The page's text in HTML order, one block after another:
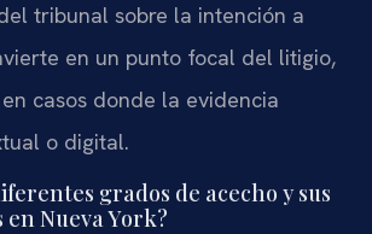
tribunal sobre la intención a
en un punto focal del litigio,
casos donde la evidencia
o digital.
grados de acecho y sus
Nueva York?